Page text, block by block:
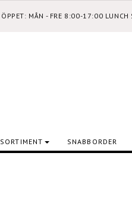
ÖPPET: MÅN - FRE 8:00-17:00
SORTIMENT SNABBORDER